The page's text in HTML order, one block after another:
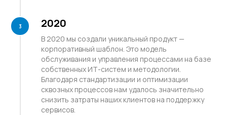
2020
В 2020 мы создали уникальный продукт —
корпоративный шаблон. Это модель
обслуживания и управления процессами на базе
собственных ИТ-систем и методологии.
Благодаря стандартизации и оптимизации
сквозных процессов нам удалось значительно
снизить затраты наших клиентов на поддержку
сервисов.
Наша миссия
Объединяя лучшее, за счет
эффективных и оптимально
выстроенных поддерживающих
процессов помогаем нашим
клиентам фокусироваться на
развитии их основного бизнеса